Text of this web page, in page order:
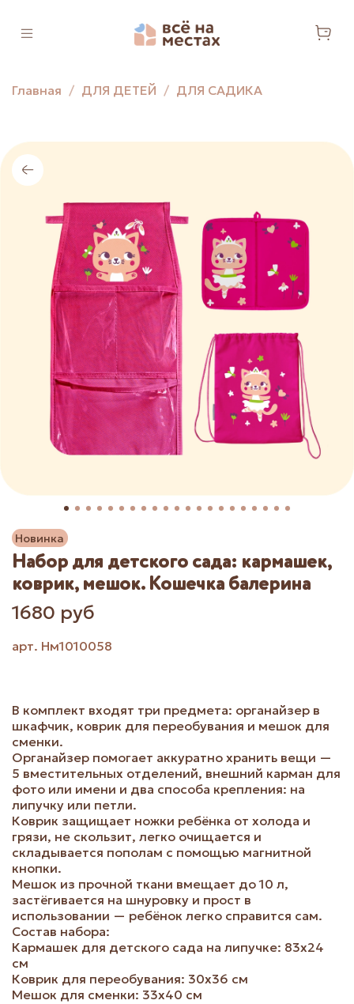
Главная ДЛЯ ДЕТЕЙ ДЛЯ САДИКА
Новинка
арт. Нм1010058
Набор для детского сада: кармашек,
коврик, мешок. Кошечка балерина
1680 руб
В комплект входят три предмета: органайзер в
шкафчик, коврик для переобувания и мешок для
сменки.
Органайзер помогает аккуратно хранить вещи —
5 вместительных отделений, внешний карман для
фото или имени и два способа крепления: на
липучку или петли.
Коврик защищает ножки ребёнка от холода и
грязи, не скользит, легко очищается и
складывается пополам с помощью магнитной
кнопки.
Мешок из прочной ткани вмещает до 10 л,
застёгивается на шнуровку и прост в
использовании — ребёнок легко справится сам.
Состав набора:
Кармашек для детского сада на липучке: 83х24
см
Коврик для переобувания: 30х36 см
Мешок для сменки: 33х40 см